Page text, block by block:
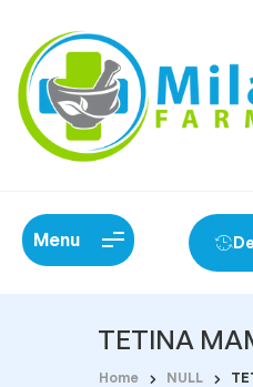
Menu
TETINA
Home NULL